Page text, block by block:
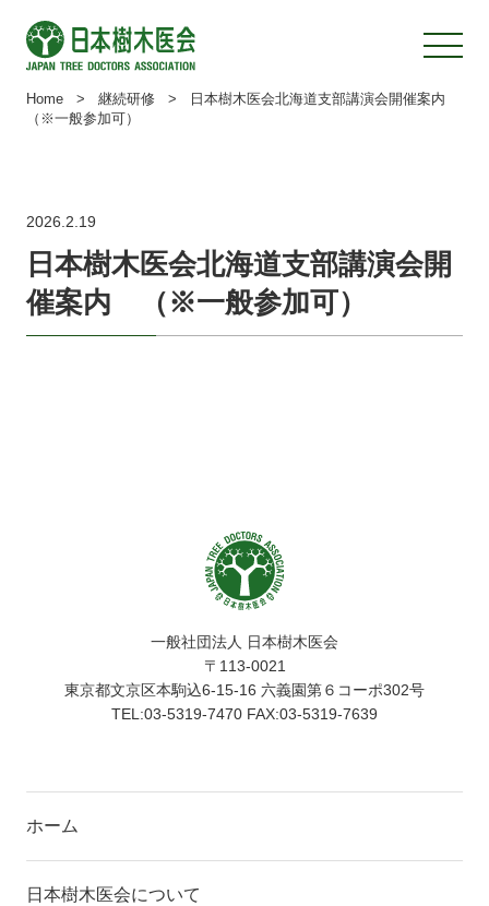
Home > 継続研修 >
日本樹木医会北海道支部講演会開催案内
（※一般参加可）
2026.2.19
日本樹木医会北海道支部講演会開
催案内 （※一般参加可）
一般社団法人 日本樹木医会
〒113-0021
東京都文京区本駒込6-15-16 六義園第６コーポ302号
TEL:03-5319-7470 FAX:03-5319-7639
ホーム
日本樹木医会について